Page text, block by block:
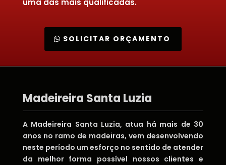
uma das mais qualificadas.
SOLICITAR ORÇAMENTO
Madeireira Santa Luzia
A Madeireira Santa Luzia, atua há mais de 30
anos no ramo de madeiras, vem desenvolvendo
neste período um esforço no sentido de atender
da melhor forma possível nossos clientes e